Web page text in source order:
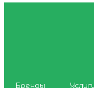
Бренды